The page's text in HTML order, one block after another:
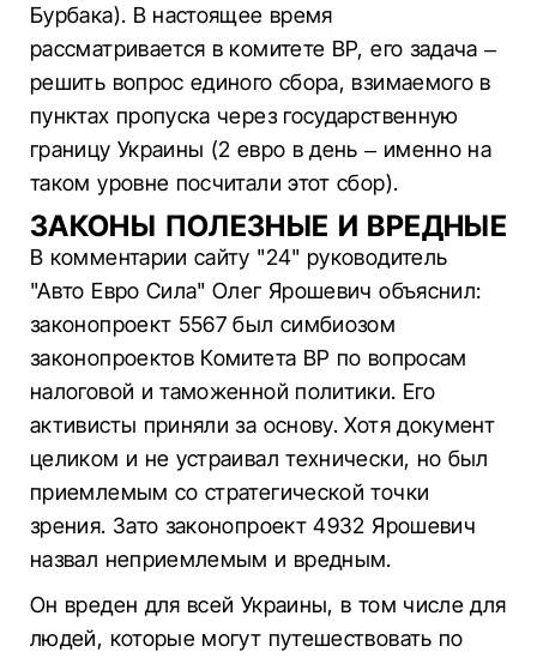
Бурбака). В настоящее время
рассматривается в комитете ВР, его задача –
решить вопрос единого сбора, взимаемого в
пунктах пропуска через государственную
границу Украины (2 евро в день – именно на
таком уровне посчитали этот сбор).
ЗАКОНЫ ПОЛЕЗНЫЕ И ВРЕДНЫЕ
В комментарии сайту "24" руководитель
"Авто Евро Сила" Олег Ярошевич объяснил:
законопроект 5567 был симбиозом
законопроектов Комитета ВР по вопросам
налоговой и таможенной политики. Его
активисты приняли за основу. Хотя документ
целиком и не устраивал технически, но был
приемлемым со стратегической точки
зрения. Зато законопроект 4932 Ярошевич
назвал неприемлемым и вредным.
Он вреден для всей Украины, в том числе для
людей, которые могут путешествовать по